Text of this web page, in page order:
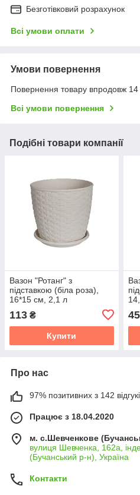
Безготівковий розрахунок
Всі умови оплати
Умови повернення
Повернення товару впродовж 14
Всі умови повернення
Подібні товари компанії
Вазон "Ротанг" з
підставкою (біла роза),
16*15 см, 2,1 л
113 ₴
Купити
45
Про нас
97% позитивних з 142
Працює з 18.04.2020
м. с.Шевченкове
вулиця Шевченка, 162а,
(Бучанський р-н), Україна
Контакти